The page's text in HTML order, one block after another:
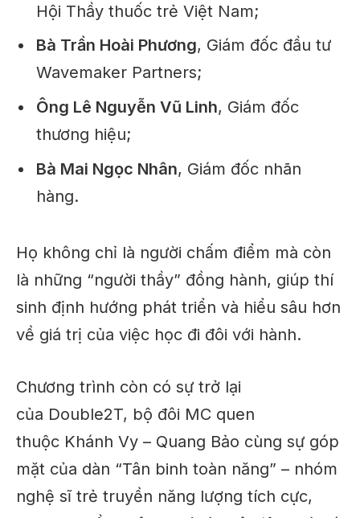
Hội Thầy thuốc trẻ Việt Nam;
Bà Trần Hoài Phương, Giám đốc đầu tư
Wavemaker Partners;
Ông Lê Nguyễn Vũ Linh, Giám đốc
thương hiệu;
Bà Mai Ngọc Nhân, Giám đốc nhãn
hàng.
Họ không chỉ là người chấm điểm mà còn
là những “người thầy” đồng hành, giúp thí
sinh định hướng phát triển và hiểu sâu hơn
về giá trị của việc học đi đôi với hành.
Chương trình còn có sự trở lại
của Double2T, bộ đôi MC quen
thuộc Khánh Vy – Quang Bảo cùng sự góp
mặt của dàn “Tân binh toàn năng” – nhóm
nghệ sĩ trẻ truyền năng lượng tích cực,